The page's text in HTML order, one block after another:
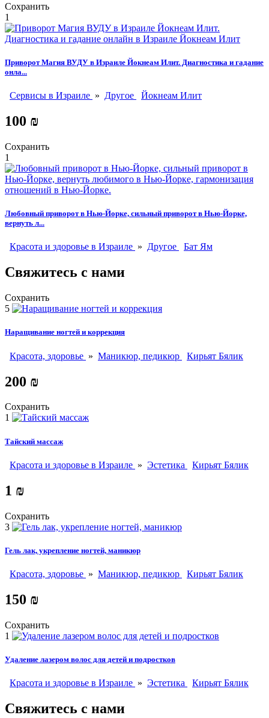
Сохранить
1
Приворот Магия ВУДУ в Израиле Йокнеам Илит. Диагностика и гадание
онла...
Сервисы в Израиле » Другое Йокнеам Илит
100 ₪
Сохранить
1
Любовный приворот в Нью-Йорке, сильный приворот в Нью-Йорке,
вернуть л...
Красота и здоровье в Израиле » Другое Бат Ям
Свяжитесь с нами
Сохранить
5
Наращивание ногтей и коррекция
Красота, здоровье » Маникюр, педикюр Кирьят Бялик
200 ₪
Сохранить
1
Тайский массаж
Красота и здоровье в Израиле » Эстетика Кирьят Бялик
1 ₪
Сохранить
3
Гель лак, укрепление ногтей, маникюр
Красота, здоровье » Маникюр, педикюр Кирьят Бялик
150 ₪
Сохранить
1
Удаление лазером волос для детей и подростков
Красота и здоровье в Израиле » Эстетика Кирьят Бялик
Свяжитесь с нами